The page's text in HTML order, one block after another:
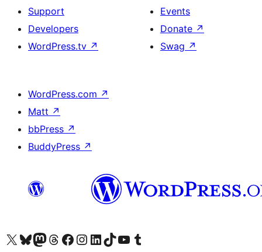
Support
Developers
WordPress.tv ↗
Events
Donate ↗
Swag ↗
WordPress.com ↗
Matt ↗
bbPress ↗
BuddyPress ↗
Visit our X (formerly Twitter) account
Visit our Bluesky account
Visit our Mastodon account
Visit our Threads account
Visit our Facebook page
Visit our Instagram account
Visit our LinkedIn account
Visit our TikTok account
Visit our YouTube channel
Visit our Tumblr account